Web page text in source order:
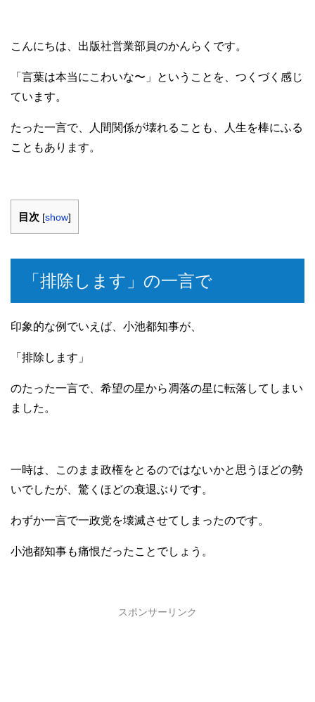
こんにちは、出版社営業部員のかんらくです。
「言葉は本当にこわいな〜」ということを、つくづく感じ
ています。
たった一言で、人間関係が壊れることも、人生を棒にふる
こともあります。
目次 [show]
「排除します」の一言で
印象的な例でいえば、小池都知事が、
「排除します」
のたった一言で、希望の星から凋落の星に転落してしまい
ました。
一時は、このまま政権をとるのではないかと思うほどの勢
いでしたが、驚くほどの衰退ぶりです。
わずか一言で一政党を壊滅させてしまったのです。
小池都知事も痛恨だったことでしょう。
スポンサーリンク